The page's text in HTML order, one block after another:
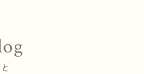
オンラインショップ